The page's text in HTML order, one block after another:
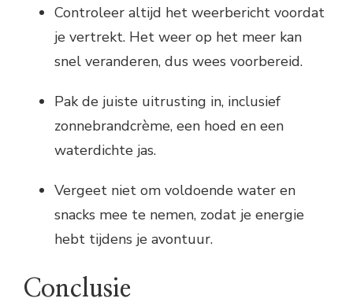
Controleer altijd het weerbericht voordat
je vertrekt. Het weer op het meer kan
snel veranderen, dus wees voorbereid.
Pak de juiste uitrusting in, inclusief
zonnebrandcrème, een hoed en een
waterdichte jas.
Vergeet niet om voldoende water en
snacks mee te nemen, zodat je energie
hebt tijdens je avontuur.
Conclusie